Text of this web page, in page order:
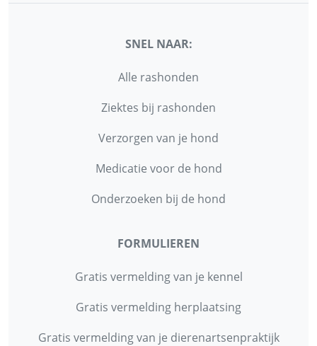
SNEL NAAR:
Alle rashonden
Ziektes bij rashonden
Verzorgen van je hond
Medicatie voor de hond
Onderzoeken bij de hond
FORMULIEREN
Gratis vermelding van je kennel
Gratis vermelding herplaatsing
Gratis vermelding van je dierenartsenpraktijk